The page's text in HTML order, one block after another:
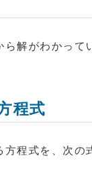
解がわかって
程式
程式を、次の